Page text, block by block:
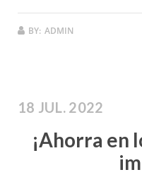
BY: ADMIN
18 JUL. 2022
¡Ahorra en